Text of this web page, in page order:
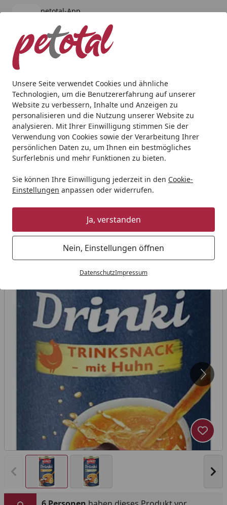
Unsere Seite verwendet Cookies und ähnliche
Technologien, um die Benutzererfahrung auf unserer
Website zu verbessern, Inhalte und Anzeigen zu
personalisieren und die Nutzung unserer Website zu
analysieren. Mit Ihrer Einwilligung stimmen Sie der
Verwendung von Cookies sowie der Verarbeitung Ihrer
persönlichen Daten zu, um Ihnen ein bestmögliches
Surferlebnis und mehr Funktionen zu bieten.
Sie können Ihre Einwilligung jederzeit in den Cookie-
Einstellungen anpassen oder widerrufen.
Ja, verstanden
Nein, Einstellungen öffnen
DatenschutzImpressum
petotal-App
kostenlos - Im App Store
Alle Produkte
Mein Konto
Suchen
Startseite
Hund Snacks RINTI Drinki 185 Milliliter Hundesnack
RINTI Drinki 185 Milliliter
Hundesnack Trinksnack mit Huhn
(2 Bewertungen)
Vorheriges Bild anzeigen
Sparpaket